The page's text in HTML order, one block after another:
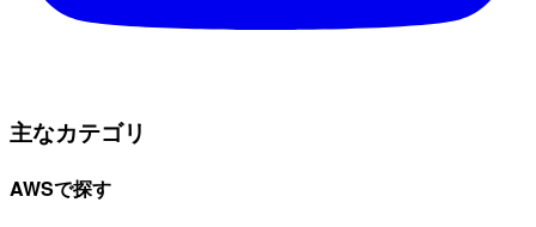
主なカテゴリ
AWSで探す